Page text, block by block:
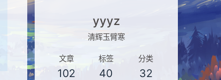
yyyz
清辉玉臂寒
文章
102
标签
40
分类
32